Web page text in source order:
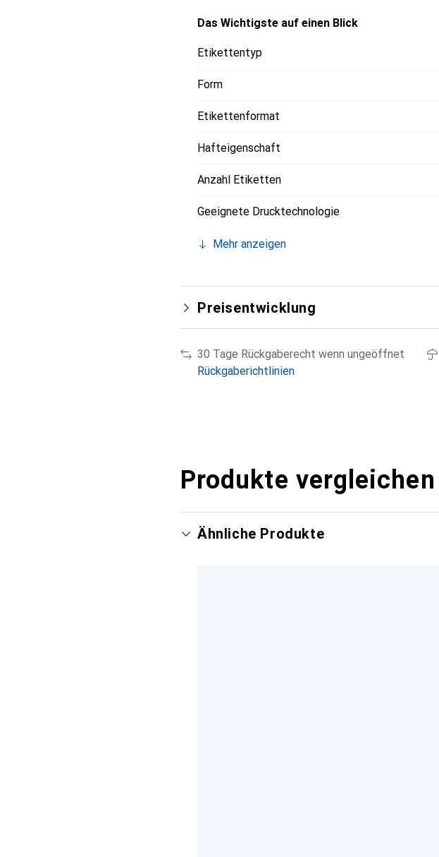
Das Wichtigste auf einen Blick
Etikettentyp
Form
Etikettenformat
Hafteigenschaft
Anzahl Etiketten
Geeignete Drucktechnologie
Mehr anzeigen
Preisentwicklung
30 Tage Rückgaberecht wenn ungeöffnet
Rückgaberichtlinien
Produkte vergleichen
Ähnliche Produkte